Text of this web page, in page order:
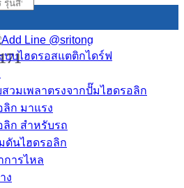
บบไฮดรอสแตติกไดร์ฟ
วมเพลาตรงจากปั๊มไฮดรอลิก
ลิก
ลิก สำหรับรถ
ดันไฮดรอลิก
การไหล
ง